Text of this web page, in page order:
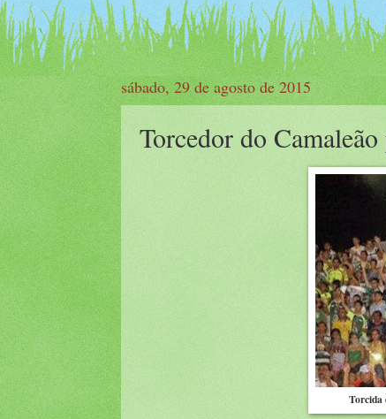
sábado, 29 de agosto de 2015
Torcedor do
Torcida